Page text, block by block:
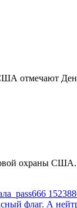
отмечают
охраны США.
pass666
флаг. А